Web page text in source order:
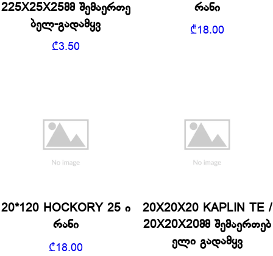
225X25X25მმ შემაერთე
ბელ-გადამყვ
₾3.50
რანი
₾18.00
20*120 HOCKORY 25 ი
რანი
₾18.00
20X20X20 KAPLIN TE /
20X20X20მმ შემაერთებ
ელი გადამყვ